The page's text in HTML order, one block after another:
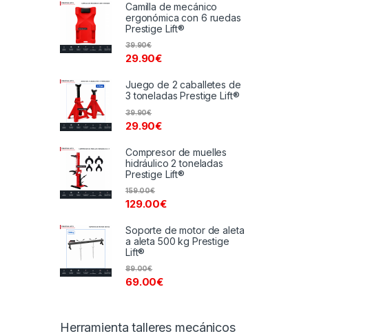
Camilla de mecánico
ergonómica con 6 ruedas
Prestige Lift®
29.90€
39.90€
Juego de 2 caballetes de
3 toneladas Prestige Lift®
29.90€
39.90€
Compresor de muelles
hidráulico 2 toneladas
Prestige Lift®
129.00€
159.00€
Soporte de motor de aleta
a aleta 500 kg Prestige
Lift®
69.00€
89.00€
Herramienta talleres mecánicos